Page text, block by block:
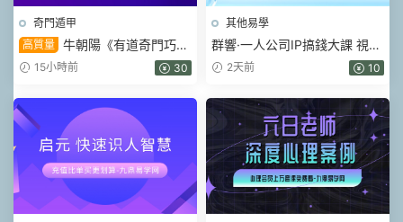
奇門遁甲
高質量 牛朝陽《有道奇門巧記
象義系統》17集視頻 約3小時
15小時前 30
其他易學
群響·一人公司IP搞錢大課 視頻
+課件pdf
2天前 10